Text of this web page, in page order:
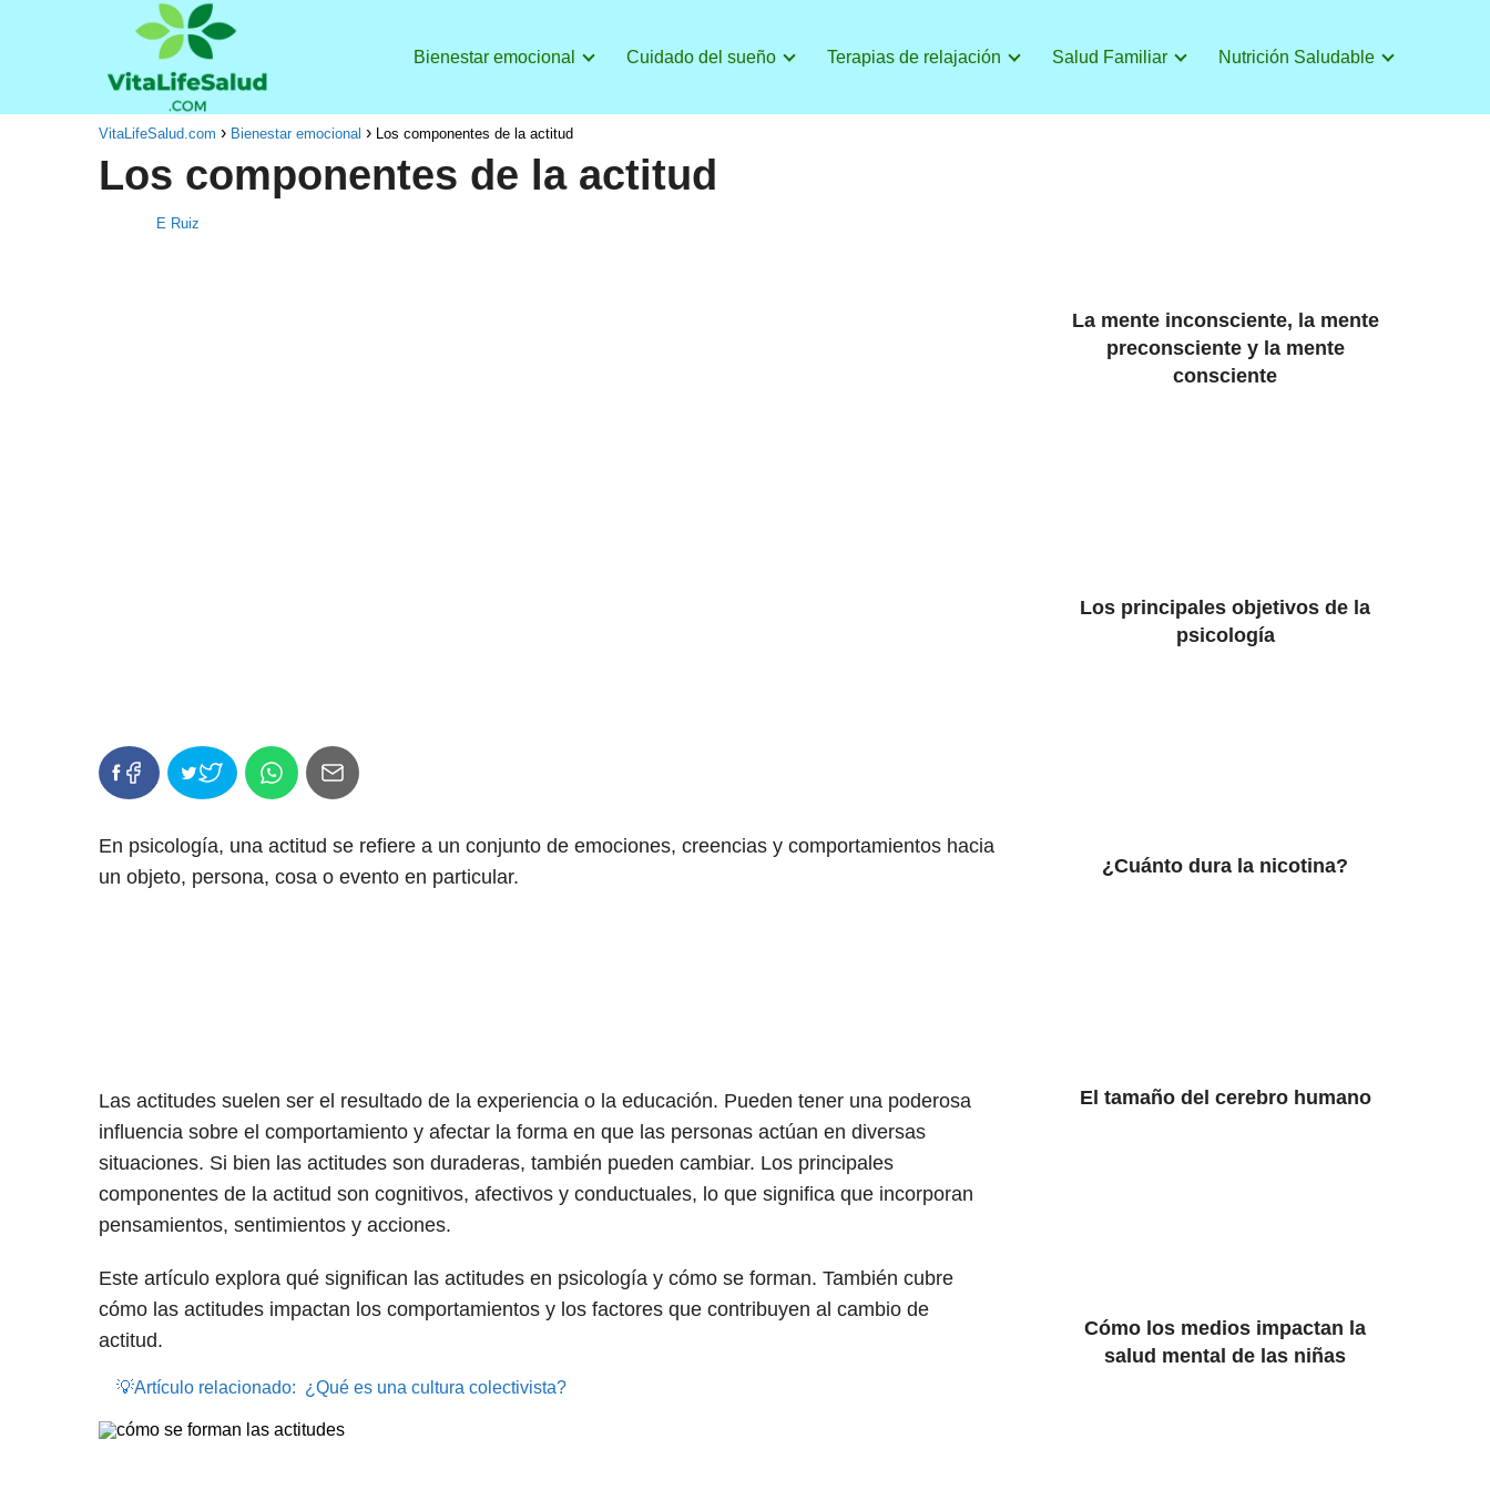
Bienestar emocional Cuidado del sueño Terapias de relajación Salud Familiar Nutrición Saludable
VitaLifeSalud.com Bienestar emocional Los componentes de la actitud
Los componentes de la actitud
E Ruiz
En psicología, una actitud se refiere a un conjunto de emociones, creencias y comportamientos hacia
un objeto, persona, cosa o evento en particular.
Las actitudes suelen ser el resultado de la experiencia o la educación. Pueden tener una poderosa
influencia sobre el comportamiento y afectar la forma en que las personas actúan en diversas
situaciones. Si bien las actitudes son duraderas, también pueden cambiar. Los principales
componentes de la actitud son cognitivos, afectivos y conductuales, lo que significa que incorporan
pensamientos, sentimientos y acciones.
Este artículo explora qué significan las actitudes en psicología y cómo se forman. También cubre
cómo las actitudes impactan los comportamientos y los factores que contribuyen al cambio de
actitud.
💡Artículo relacionado: ¿Qué es una cultura colectivista?
La mente inconsciente, la mente
preconsciente y la mente
consciente
Los principales objetivos de la
psicología
¿Cuánto dura la nicotina?
El tamaño del cerebro humano
Cómo los medios impactan la
salud mental de las niñas